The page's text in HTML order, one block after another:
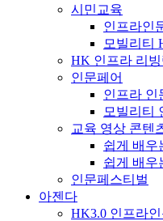
시민교육
인프라인
모빌리티
HK 인프라 리빙
인문페어
인프라 인
모빌리티
교육 영상 콘텐
쉽게 배우
쉽게 배우
인문페스티벌
아젠다
HK3.0 인프라